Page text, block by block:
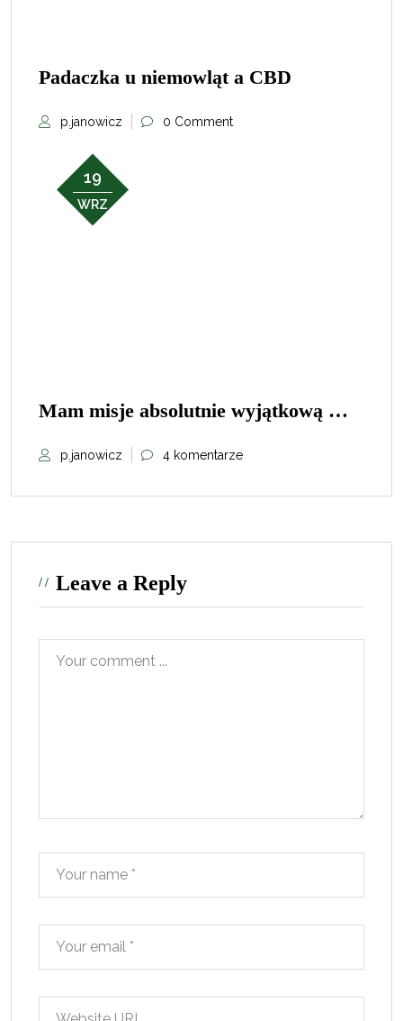
Padaczka u niemowląt a CBD
p.janowicz 0 Comment
19
WRZ
Mam misje absolutnie wyjątkową …
p.janowicz 4 komentarze
Leave a Reply